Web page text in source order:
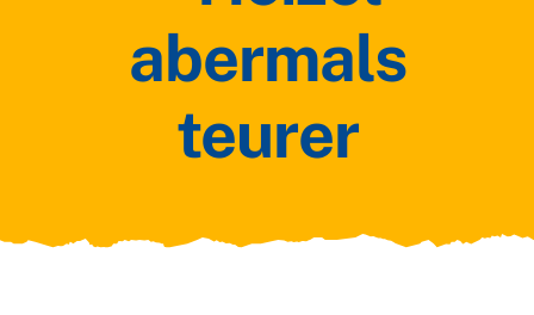
abermals
teurer